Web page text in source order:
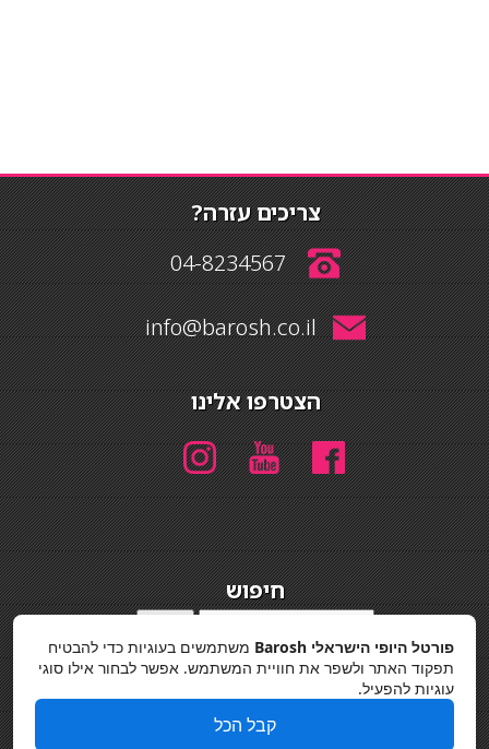
צריכים עזרה?
04-8234567
info@barosh.co.il
הצטרפו אלינו
חיפוש
מדיניות פרטיות
פורטל היופי הישראלי Barosh
משתמשים בעוגיות כדי להבטיח
תפקוד האתר ולשפר את חוויית המשתמש. אפשר לבחור אילו סוגי
עוגיות להפעיל.
קבל הכל